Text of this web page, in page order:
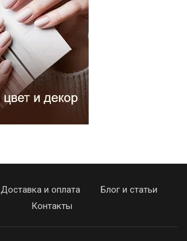
Доставка и оплата
Блог и статьи
Контакты